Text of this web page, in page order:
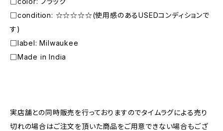
□condition: ☆☆☆☆☆(使用感のあるUSEDコンディションで
す)
□label: Milwaukee
□Made in India
実店舗との同時販売を行っておりますのでタイムラグによる売り
切れの場合はご注文を頂いた商品をご用意できない場合もござ